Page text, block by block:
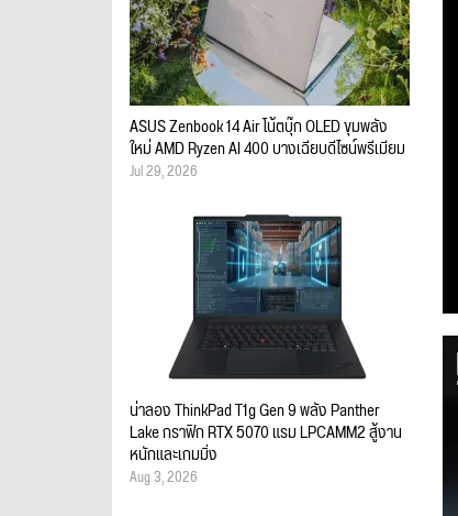
ASUS Zenbook 14 Air โน้ตบุ๊ก OLED ขุมพลัง
ใหม่ AMD Ryzen AI 400 บางเฉียบดีไซน์พรีเมียม
Jul 29, 2026
น่าลอง ThinkPad T1g Gen 9 พลัง Panther
Lake กราฟิก RTX 5070 แรม LPCAMM2 สู้งาน
หนักและเกมมิ่ง
Aug 3, 2026